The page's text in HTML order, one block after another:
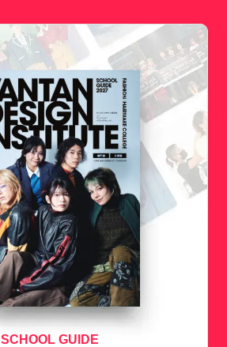
SCHOOL GUIDE